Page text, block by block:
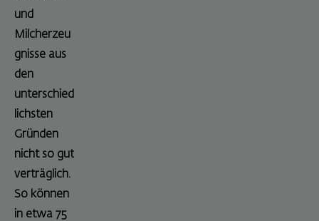
und
Milcherzeu
gnisse aus
den
unterschied
lichsten
Gründen
nicht so gut
verträglich.
So können
in etwa 75